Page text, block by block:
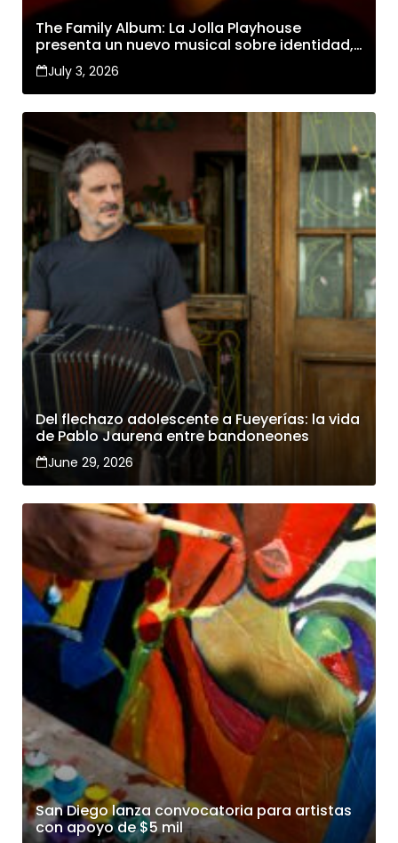
The Family Album: La Jolla Playhouse
presenta un nuevo musical sobre identidad,
familia y cambio
July 3, 2026
Del flechazo adolescente a Fueyerías: la vida
de Pablo Jaurena entre bandoneones
June 29, 2026
San Diego lanza convocatoria para artistas
con apoyo de $5 mil